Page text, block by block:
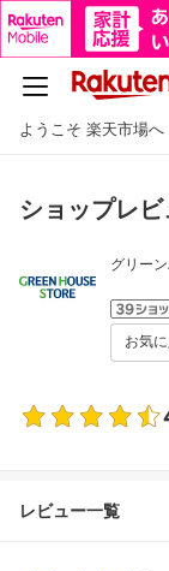
ようこそ 楽天市場へ
ショップレビ
グリー
お気
レビュー一覧